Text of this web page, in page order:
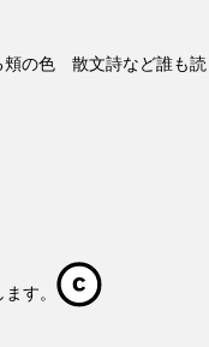
頬の色 散文詩など誰も
す。